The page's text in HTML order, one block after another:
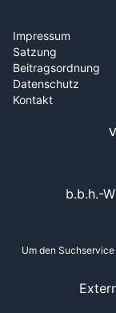
Impressum
Satzung
Beitragsordnung
Datenschutz
Kontakt
b.b.h.-
Um den